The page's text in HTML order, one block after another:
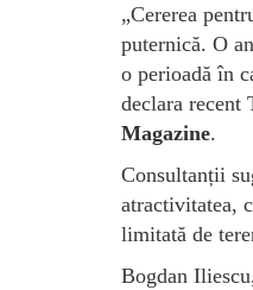
„Cererea
puternică. O
o perioadă în
declara recent
Magazine.
Consultanții
atractivitatea,
limitată de
Bogdan